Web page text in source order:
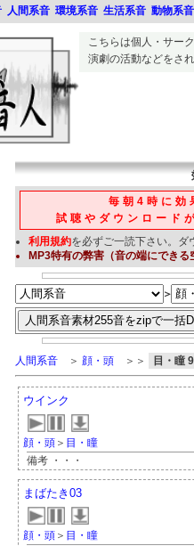
こちらは個人・サー
演劇の活動などをさ
毎朝4時に効
試聴やダウンロード
利用規約を必ずご一読下さい。 ダ
MP3特有の弊害（音の端にできる
＞
人間系音 ＞ 顔・頭 ＞＞ 目・瞳
ウインク
顔・頭＞ 目・瞳
備考 ・・・
まばたき03
顔・頭＞ 目・瞳
人間系音 環境系音 生活系音 動物系音